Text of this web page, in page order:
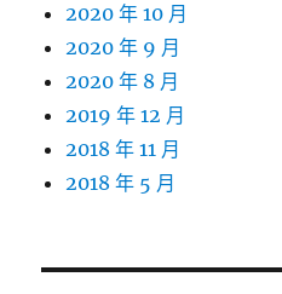
2020 年 10 月
2020 年 9 月
2020 年 8 月
2019 年 12 月
2018 年 11 月
2018 年 5 月